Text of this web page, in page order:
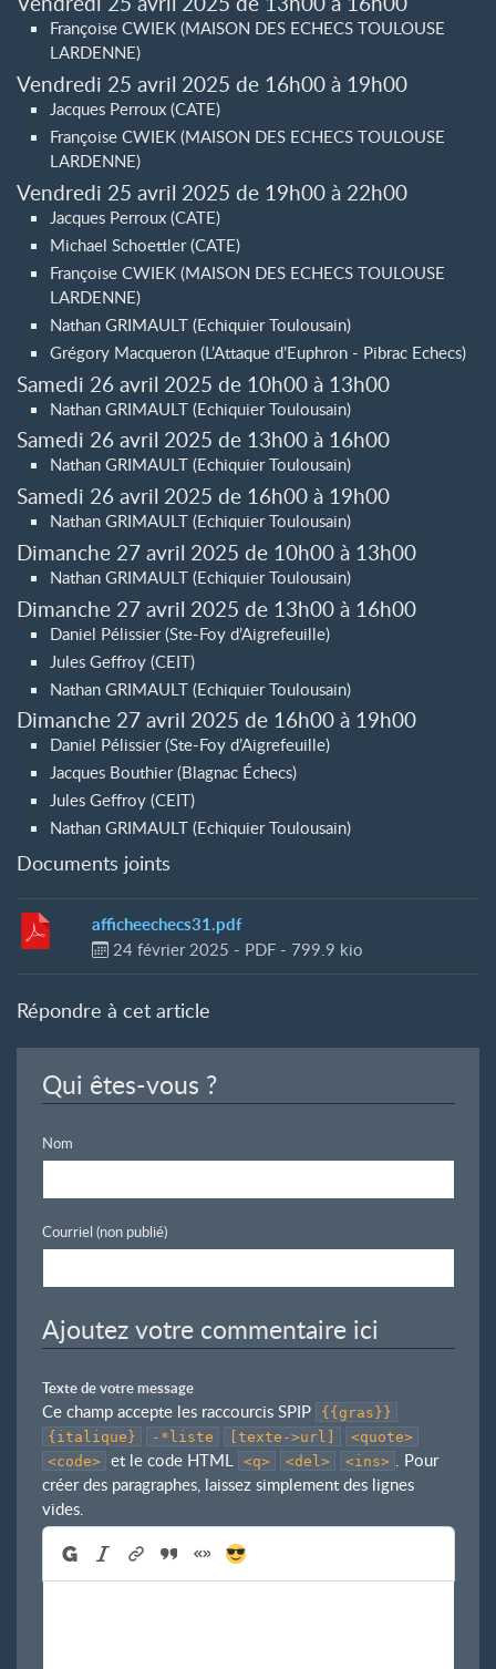
Françoise CWIEK (MAISON DES ECHECS TOULOUSE
LARDENNE)
Vendredi 25 avril 2025 de 16h00 à 19h00
Jacques Perroux (CATE)
Françoise CWIEK (MAISON DES ECHECS TOULOUSE
LARDENNE)
Vendredi 25 avril 2025 de 19h00 à 22h00
Jacques Perroux (CATE)
Michael Schoettler (CATE)
Françoise CWIEK (MAISON DES ECHECS TOULOUSE
LARDENNE)
Nathan GRIMAULT (Echiquier Toulousain)
Grégory Macqueron (L’Attaque d’Euphron - Pibrac Echecs)
Samedi 26 avril 2025 de 10h00 à 13h00
Nathan GRIMAULT (Echiquier Toulousain)
Samedi 26 avril 2025 de 13h00 à 16h00
Nathan GRIMAULT (Echiquier Toulousain)
Samedi 26 avril 2025 de 16h00 à 19h00
Nathan GRIMAULT (Echiquier Toulousain)
Dimanche 27 avril 2025 de 10h00 à 13h00
Nathan GRIMAULT (Echiquier Toulousain)
Dimanche 27 avril 2025 de 13h00 à 16h00
Daniel Pélissier (Ste-Foy d’Aigrefeuille)
Jules Geffroy (CEIT)
Nathan GRIMAULT (Echiquier Toulousain)
Dimanche 27 avril 2025 de 16h00 à 19h00
Daniel Pélissier (Ste-Foy d’Aigrefeuille)
Jacques Bouthier (Blagnac Échecs)
Jules Geffroy (CEIT)
Nathan GRIMAULT (Echiquier Toulousain)
Documents joints
afficheechecs31.pdf
24 février 2025 - PDF- 799.9 kio
Répondre à cet article
Qui êtes-vous ?
Nom
Courriel (non publié)
Ajoutez votre commentaire ici
Texte de votre message
Ce champ accepte les raccourcis SPIP
{{gras}}
{italique}
-*liste [texte->url]
<quote>
<code>
et le code HTML <q> <del> <ins>
. Pour
créer des paragraphes, laissez simplement des lignes
vides.